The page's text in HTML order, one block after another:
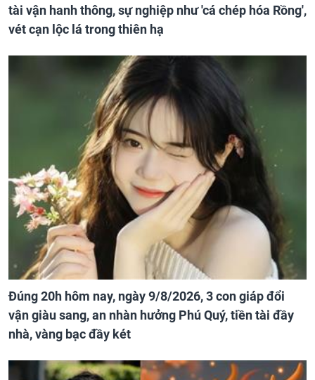
tài vận hanh thông, sự nghiệp như 'cá chép hóa Rồng',
vét cạn lộc lá trong thiên hạ
Đúng 20h hôm nay, ngày 9/8/2026, 3 con giáp đổi
vận giàu sang, an nhàn hưởng Phú Quý, tiền tài đầy
nhà, vàng bạc đầy két